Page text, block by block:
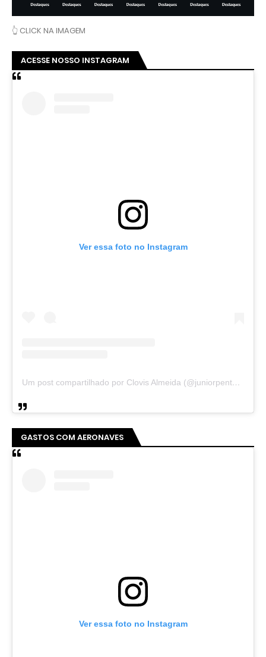
👆 CLICK NA IMAGEM
ACESSE NOSSO INSTAGRAM
Ver essa foto no Instagram
Um post compartilhado por Clovis Almeida (@juniorpentecoste01)
GASTOS COM AERONAVES
Ver essa foto no Instagram